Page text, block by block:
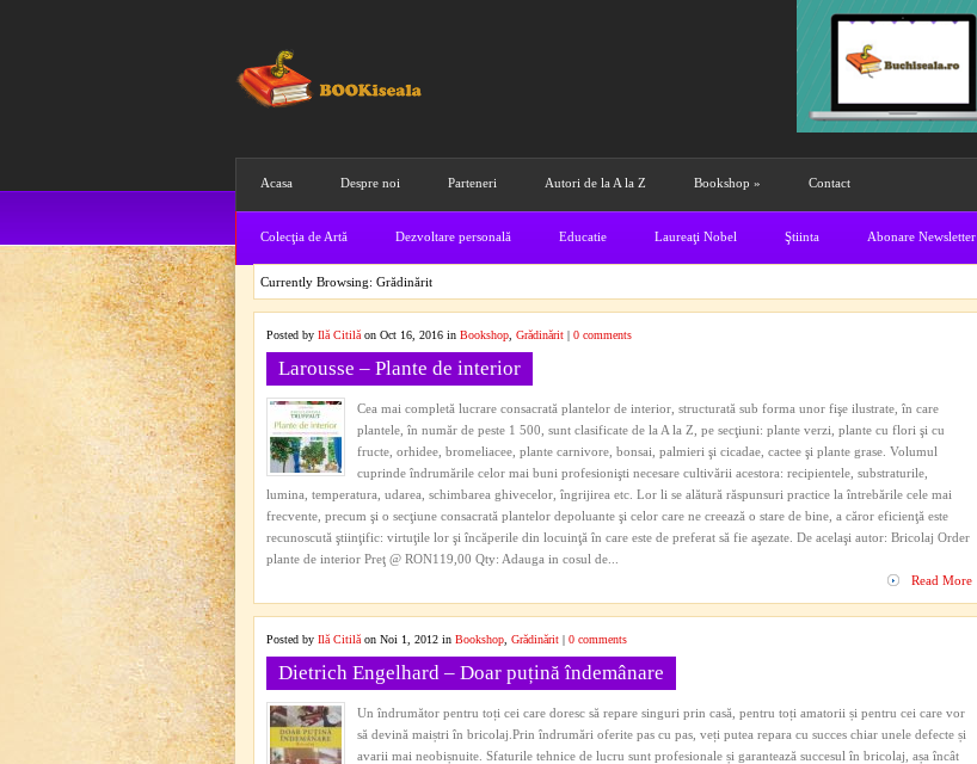
Acasa Despre noi Parteneri Autori de la A la Z Bookshop » Contact
Colecţia de Artă Dezvoltare personală Educatie Laureaţi Nobel Ştiinta Abonare Newsletter
Currently Browsing: Grădinărit
Posted by Ilă Citilă on Oct 16, 2016 in Bookshop Grădinărit | 0 comments
Larousse – Plante de interior
Cea mai completă lucrare consacrată plantelor de interior, structurată sub forma unor fişe ilustrate, în care
plantele, în număr de peste 1 500, sunt clasificate de la A la Z, pe secţiuni: plante verzi, plante cu flori şi cu
fructe, orhidee, bromeliacee, plante carnivore, bonsai, palmieri şi cicadae, cactee şi plante grase. Volumul
cuprinde îndrumările celor mai buni profesionişti necesare cultivării acestora: recipientele, substraturile,
lumina, temperatura, udarea, schimbarea ghivecelor, îngrijirea etc. Lor li se alătură răspunsuri practice la întrebările cele mai
frecvente, precum şi o secţiune consacrată plantelor depoluante şi celor care ne creează o stare de bine, a căror eficienţă este
recunoscută ştiinţific: virtuţile lor şi încăperile din locuinţă în care este de preferat să fie aşezate. De acelaşi autor: Bricolaj Order
plante de interior Preţ @ RON119,00 Qty: Adauga in cosul de...
Read More
Posted by Ilă Citilă on Noi 1, 2012 in Bookshop Grădinărit | 0 comments
Dietrich Engelhard – Doar puțină îndemânare
Un îndrumător pentru toți cei care doresc să repare singuri prin casă, pentru toți amatorii și pentru cei care vor
să devină maiștri în bricolaj.Prin îndrumări oferite pas cu pas, veți putea repara cu succes chiar unele defecte și
avarii mai neobișnuite. Sfaturile tehnice de lucru sunt profesionale și garantează succesul în bricolaj, așa încât